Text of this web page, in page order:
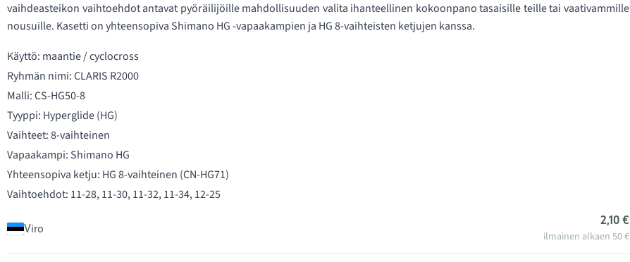
vaihdeasteikon vaihtoehdot antavat pyöräilijöille mahdollisuuden valita ihanteellinen kokoonpano tasaisille teille tai vaativammille
nousuille. Kasetti on yhteensopiva Shimano HG -vapaakampien ja HG 8-vaihteisten ketjujen kanssa.
Käyttö: maantie / cyclocross
Ryhmän nimi: CLARIS R2000
Malli: CS-HG50-8
Tyyppi: Hyperglide (HG)
Vaihteet: 8-vaihteinen
Vapaakampi: Shimano HG
Yhteensopiva ketju: HG 8-vaihteinen (CN-HG71)
Vaihtoehdot: 11-28, 11-30, 11-32, 11-34, 12-25
Viro
2,10 €
ilmainen alkaen 50 €